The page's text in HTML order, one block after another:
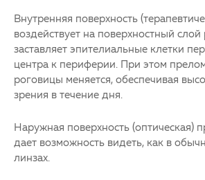
Внутренняя поверхность
воздействует на поверхностный
заставляет эпителиальные клетки
центра к периферии. При этом
роговицы меняется, обеспечивая
зрения в течение дня.
Наружная поверхность (оптическая)
дает возможность видеть, как в
линзах.